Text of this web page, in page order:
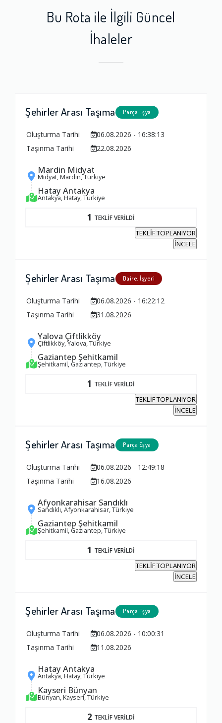
Bu Rota ile İlgili Güncel
İhaleler
Şehirler Arası Taşıma Parça Eşya
Oluşturma Tarihi
06.08.2026 - 16:38:13
Taşınma Tarihi
22.08.2026
Mardin Midyat
Midyat, Mardin, Türkiye
Hatay Antakya
Antakya, Hatay, Türkiye
1 TEKLİF VERİLDİ
TEKLİF TOPLANIYOR
İNCELE
Şehirler Arası Taşıma Daire, İşyeri
Oluşturma Tarihi
06.08.2026 - 16:22:12
Taşınma Tarihi
31.08.2026
Yalova Çiftlikköy
Çiftlikköy, Yalova, Türkiye
Gaziantep Şehitkamil
Şehitkamil, Gaziantep, Türkiye
1 TEKLİF VERİLDİ
TEKLİF TOPLANIYOR
İNCELE
Şehirler Arası Taşıma Parça Eşya
Oluşturma Tarihi
06.08.2026 - 12:49:18
Taşınma Tarihi
16.08.2026
Afyonkarahisar Sandıklı
Sandıklı, Afyonkarahisar, Türkiye
Gaziantep Şehitkamil
Şehitkamil, Gaziantep, Türkiye
1 TEKLİF VERİLDİ
TEKLİF TOPLANIYOR
İNCELE
Şehirler Arası Taşıma Parça Eşya
Oluşturma Tarihi
06.08.2026 - 10:00:31
Taşınma Tarihi
11.08.2026
Hatay Antakya
Antakya, Hatay, Türkiye
Kayseri Bünyan
Bünyan, Kayseri, Türkiye
2 TEKLİF VERİLDİ